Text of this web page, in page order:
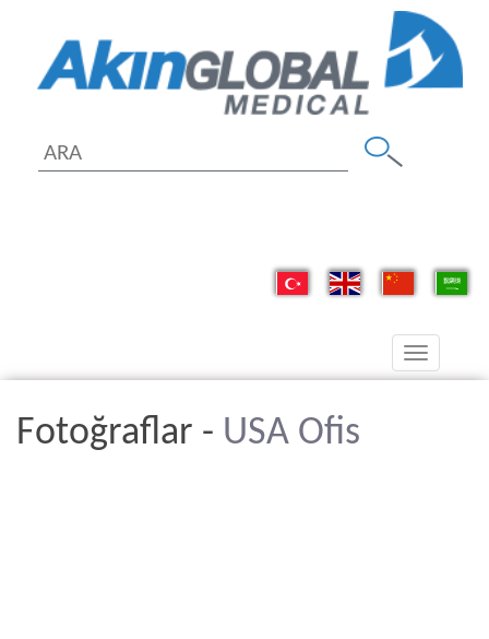
Toggle
navigation
Fotoğraflar - USA Ofis